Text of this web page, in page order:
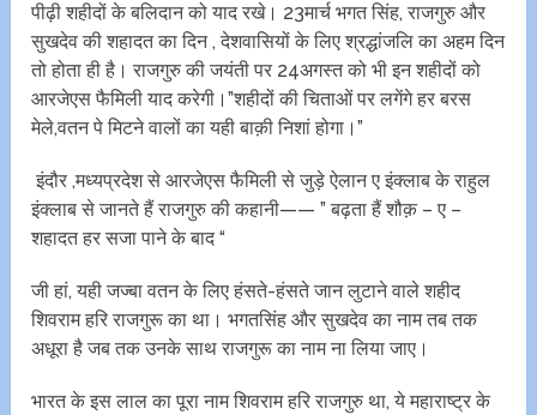
पीढ़ी शहीदों के बलिदान को याद रखे। 23मार्च भगत सिंह, राजगुरु और
सुखदेव की शहादत का दिन , देशवासियों के लिए श्रद्धांजलि का अहम दिन
तो होता ही है। राजगुरु की जयंती पर 24अगस्त को भी इन शहीदों को
आरजेएस फैमिली याद करेगी।”शहीदों की चिताओं पर लगेंगे हर बरस
मेले,वतन पे मिटने वालों का यही बाक़ी निशां होगा।”
इंदौर ,मध्यप्रदेश से आरजेएस फैमिली से जुड़े ऐलान ए इंक्लाब के राहुल
इंक्लाब से जानते हैं राजगुरु की कहानी—— ” बढ़ता हैं शौक़ – ए –
शहादत हर सजा पाने के बाद “
जी हां, यही जज्बा वतन के लिए हंसते-हंसते जान लुटाने वाले शहीद
शिवराम हरि राजगुरू का था। भगतसिंह और सुखदेव का नाम तब तक
अधूरा है जब तक उनके साथ राजगुरू का नाम ना लिया जाए।
भारत के इस लाल का पूरा नाम शिवराम हरि राजगुरु था, ये महाराष्ट्र के